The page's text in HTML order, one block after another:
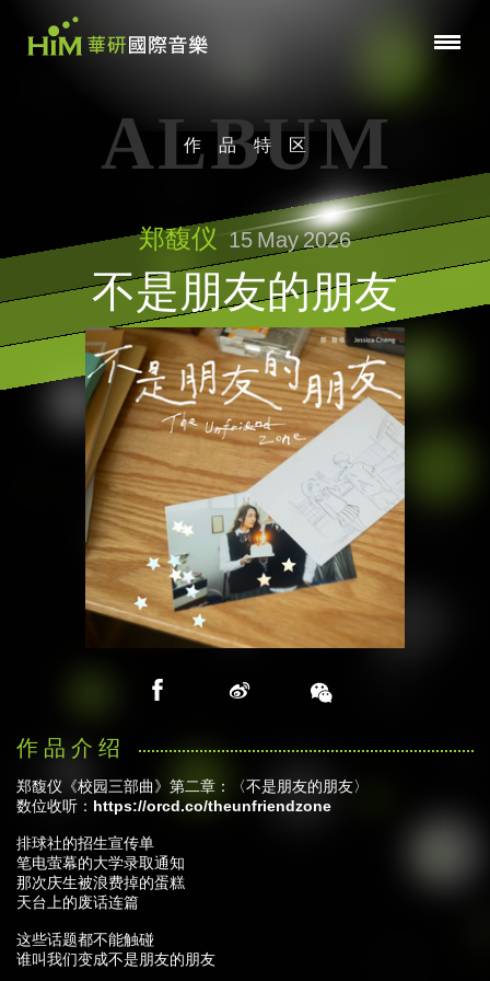
作品特区
ALBUM
郑馥仪 May2026
15
不是朋友的朋友
郑馥仪《校园三部曲》第二章：〈不是朋友的朋友〉
数位收听： https://orcd.co/theunfriendzone
排球社的招生宣传单
笔电萤幕的大学录取通知
那次庆生被浪费掉的蛋糕
天台上的废话连篇
这些话题都不能触碰
谁叫我们变成不是朋友的朋友